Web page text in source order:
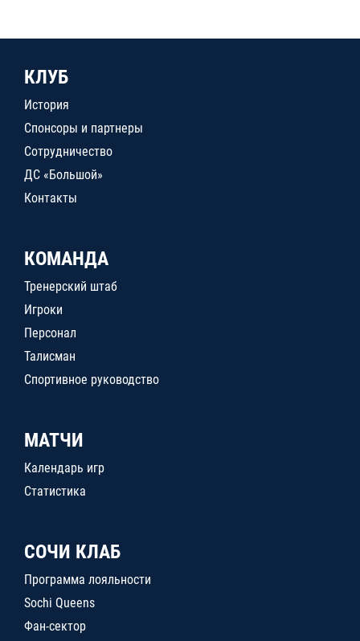
КЛУБ
История
Спонсоры и партнеры
Сотрудничество
ДС «Большой»
Контакты
КОМАНДА
Тренерский штаб
Игроки
Персонал
Талисман
Спортивное руководство
МАТЧИ
Календарь игр
Статистика
СОЧИ КЛАБ
Программа лояльности
Sochi Queens
Фан-сектор